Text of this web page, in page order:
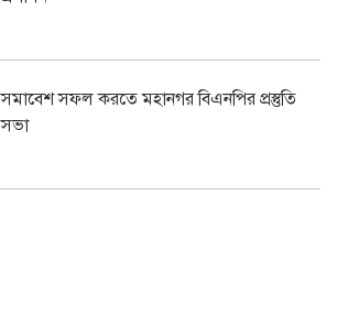
সমাবেশ সফল করতে মহানগর বিএনপির প্রস্তুতি
সভা